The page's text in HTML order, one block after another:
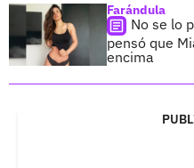
Farándula
No se lo
pensó que
encima